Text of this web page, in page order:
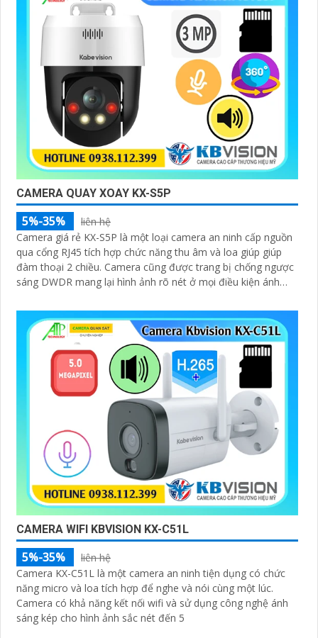
CAMERA QUAY XOAY KX-S5P
5%-35%
liên hệ
Camera giá rẻ KX-S5P là một loại camera an ninh cấp nguồn
qua cổng RJ45 tích hợp chức năng thu âm và loa giúp giúp
đàm thoại 2 chiều. Camera cũng được trang bị chống ngược
sáng DWDR mang lại hình ảnh rõ nét ở mọi điều kiện ánh
CAMERA WIFI KBVISION KX-C51L
5%-35%
liên hệ
Camera KX-C51L là một camera an ninh tiện dụng có chức
năng micro và loa tích hợp để nghe và nói cùng một lúc.
Camera có khả năng kết nối wifi và sử dụng công nghệ ánh
sáng kép cho hình ảnh sắc nét đến 5